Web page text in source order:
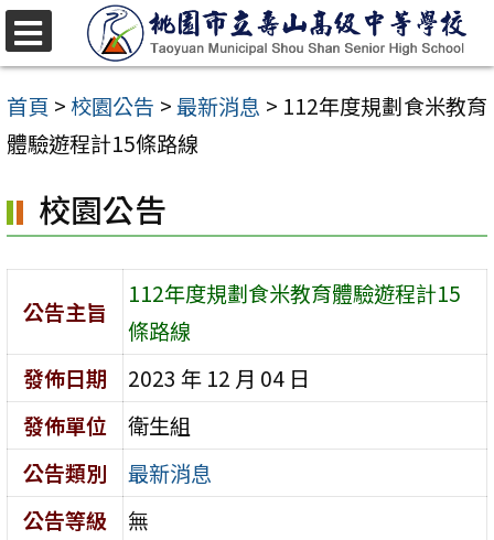
跳
至
主
要
容
區
首頁 >校園公告 >最新消息 > 112年度規劃食米教育
體驗遊程計15條路線
校園公告
公告主旨
112年度規劃食米教育體驗遊程計15
條路線
發佈日期
2023 年 12 月 04 日
發佈單位
衛生組
公告類別
最新消息
公告等級
無
選
單